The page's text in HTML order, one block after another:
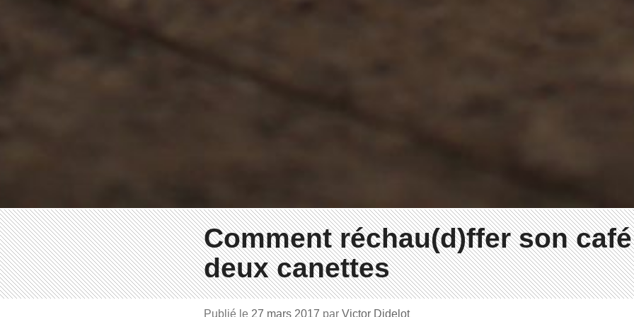
Comment réchau(d)ffer son
deux canettes
Publié le 27 mars 2017 par Victor Didelot